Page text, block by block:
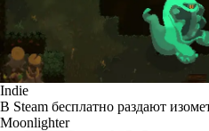
Indie
В Steam бесплатно раздают
Moonlighter